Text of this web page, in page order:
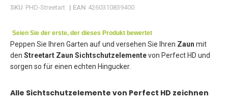
SKU PHD-Streetart | EAN 4260310839400
Seien Sie der erste, der dieses Produkt bewertet
Peppen Sie Ihren Garten auf und versehen Sie Ihren Zaun mit
den Streetart Zaun Sichtschutzelementevon Perfect HD und
sorgen so für einen echten Hingucker.
Alle Sichtschutzelemente von Perfect HD zeichnen
the
gallery